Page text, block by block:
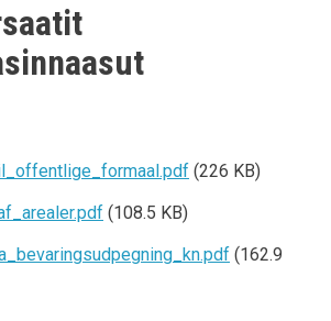
(226 KB)
(108.5 KB)
(162.9